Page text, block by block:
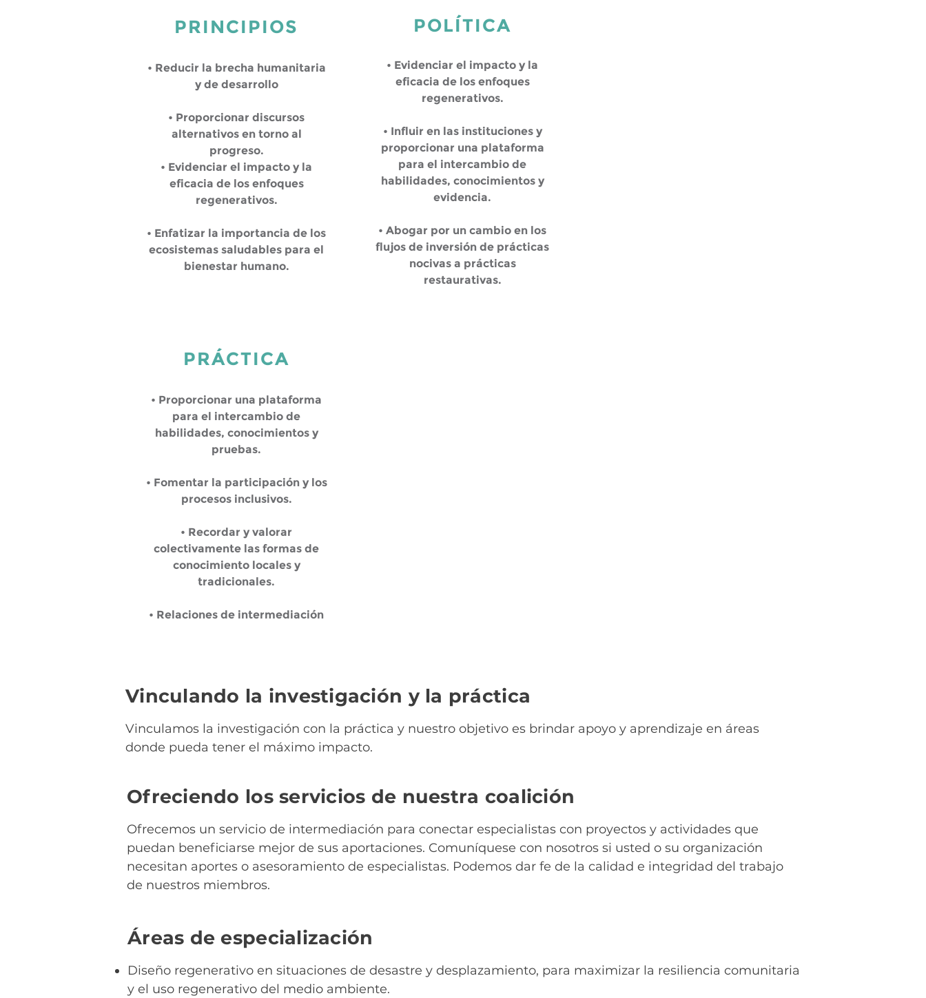
PRINCIPIOS
• Reducir la brecha humanitaria
y de desarrollo
• Proporcionar discursos
alternativos en torno al
progreso.
• Evidenciar el impacto y la
eficacia de los enfoques
regenerativos.
• Enfatizar la importancia de los
ecosistemas saludables para el
bienestar humano.
POLÍTICA
• Evidenciar el impacto y la
eficacia de los enfoques
regenerativos.
• Influir en las instituciones y
proporcionar una plataforma
para el intercambio de
habilidades, conocimientos y
evidencia.
• Abogar por un cambio en los
flujos de inversión de prácticas
nocivas a prácticas
restaurativas.
PRÁCTICA
• Proporcionar una plataforma
para el intercambio de
habilidades, conocimientos y
pruebas.
• Fomentar la participación y los
procesos inclusivos.
• Recordar y valorar
colectivamente las formas de
conocimiento locales y
tradicionales.
• Relaciones de intermediación
Vinculando la investigación y la práctica
Vinculamos la investigación con la práctica y nuestro objetivo es brindar apoyo y aprendizaje en áreas
donde pueda tener el máximo impacto.
Ofreciendo los servicios de nuestra coalición
Ofrecemos un servicio de intermediación para conectar especialistas con proyectos y actividades que
puedan beneficiarse mejor de sus aportaciones. Comuníquese con nosotros si usted o su organización
necesitan aportes o asesoramiento de especialistas. Podemos dar fe de la calidad e integridad del trabajo
de nuestros miembros.
Áreas de especialización
Diseño regenerativo en situaciones de desastre y desplazamiento, para maximizar la resiliencia comunitaria
y el uso regenerativo del medio ambiente.